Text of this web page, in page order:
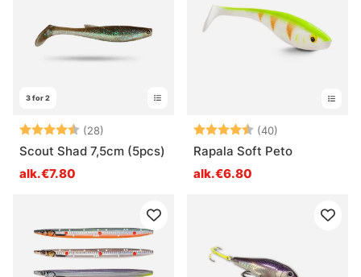
3 for 2
Arvio: (28)
4.6 5:sta tähdestä
Scout Shad 7,5cm (5pcs)
alk.€7.80
Arvio: (40)
Rapala Soft Peto
alk.€6.80